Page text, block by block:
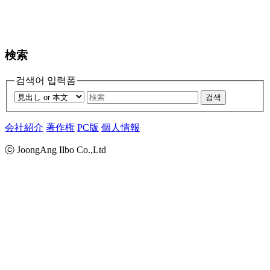
検索
검색어 입력폼
검색
会社紹介 著作権 PC版 個人情報
ⓒ JoongAng Ilbo Co.,Ltd